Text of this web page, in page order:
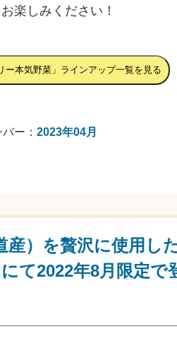
楽しみください！
ー本気野菜」ラインアップ一覧を見る
ー： 2023年04月
産）を贅沢に使用し
て2022年8月限定で